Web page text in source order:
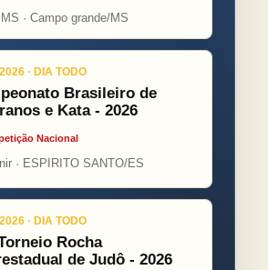
· Campo grande/MS
· DIA TODO
Brasileiro de
e Kata - 2026
Nacional
· ESPIRITO SANTO/ES
· DIA TODO
Rocha
de Judô - 2026